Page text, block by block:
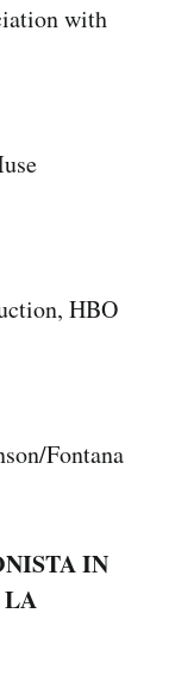
with
HBO
Fontana
IN
LA